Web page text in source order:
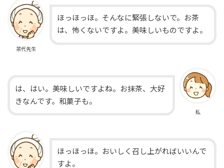
茶代先生
ほっほっほ。そんなに緊張しないで。お茶
は、怖くないですよ。美味しいものですよ。
私
は、はい。美味しいですよね。お抹茶、大好
きなんです。和菓子も。
ほっほっほ。おいしく召し上がればいいんで
すよ。